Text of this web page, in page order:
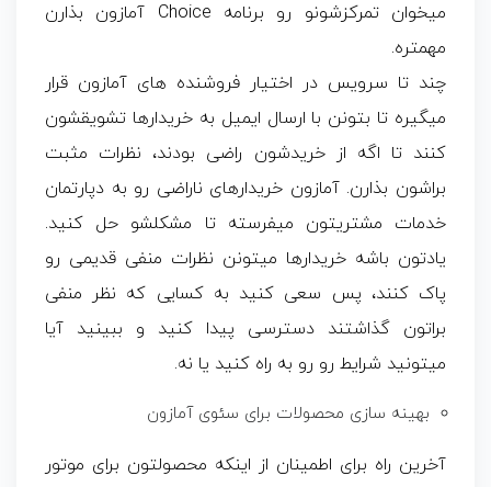
میخوان تمرکزشونو رو برنامه Choice آمازون بذارن
مهمتره.
چند تا سرویس در اختیار فروشنده های آمازون قرار
میگیره تا بتونن با ارسال ایمیل به خریدارها تشویقشون
کنند تا اگه از خریدشون راضی بودند، نظرات مثبت
براشون بذارن. آمازون خریدارهای ناراضی رو به دپارتمان
خدمات مشتریتون میفرسته تا مشکلشو حل کنید.
یادتون باشه خریدارها میتونن نظرات منفی قدیمی رو
پاک کنند، پس سعی کنید به کسایی که نظر منفی
براتون گذاشتند دسترسی پیدا کنید و ببینید آیا
میتونید شرایط رو رو به راه کنید یا نه.
بهینه سازی محصولات برای سئوی آمازون
آخرین راه برای اطمینان از اینکه محصولتون برای موتور